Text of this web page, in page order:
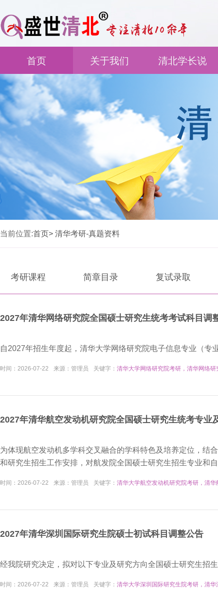
首页 关于我们 清北学长说
当前位置:首页> 清华考研-真题资料
考研课程 简章目录 复试录取
2027年清华网络研究院全国硕士研究生统考考试科目调
自2027年招生年度起，清华大学网络研究院电子信息专业（专
时间： 2026-07-22 来源： 管理员 关键字： 清华大学网络研究院考研，清华网络研
2027年清华航空发动机研究院全国硕士研究生统考专业
为体现航空发动机多学科交叉融合的学科特色及培养定位，结
和研究生招生工作安排，对航发院全国硕士研究生招生专业和
时间： 2026-07-22 来源： 管理员 关键字： 清华大学航空发动机研究院考研，清
2027年清华深圳国际研究生院硕士初试科目调整公告
经我院研究决定，拟对以下专业及研究方向全国硕士研究生招
时间： 2026-07-22 来源： 管理员 关键字： 清华大学深圳国际研究生院考研，清